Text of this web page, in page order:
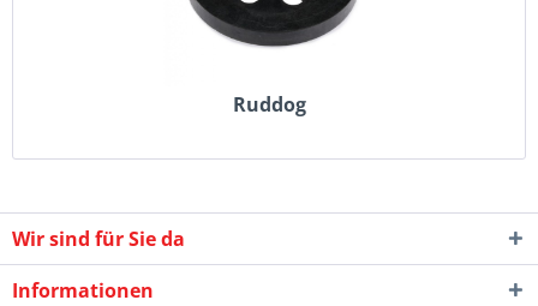
Ruddog
Wir sind für Sie da
Informationen